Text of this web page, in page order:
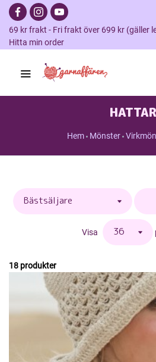
69 kr frakt - Fri frakt över 699 kr (gäller
Hitta min order
HATTAR
Hem Mönster
Visa
18 produkter